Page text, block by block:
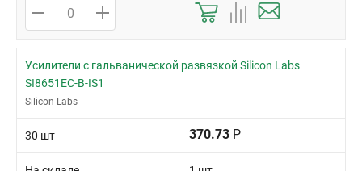
Усилители с гальванической развязкой Silicon Labs
SI8651EC-B-IS1
Silicon Labs
30 шт 370.73 Р